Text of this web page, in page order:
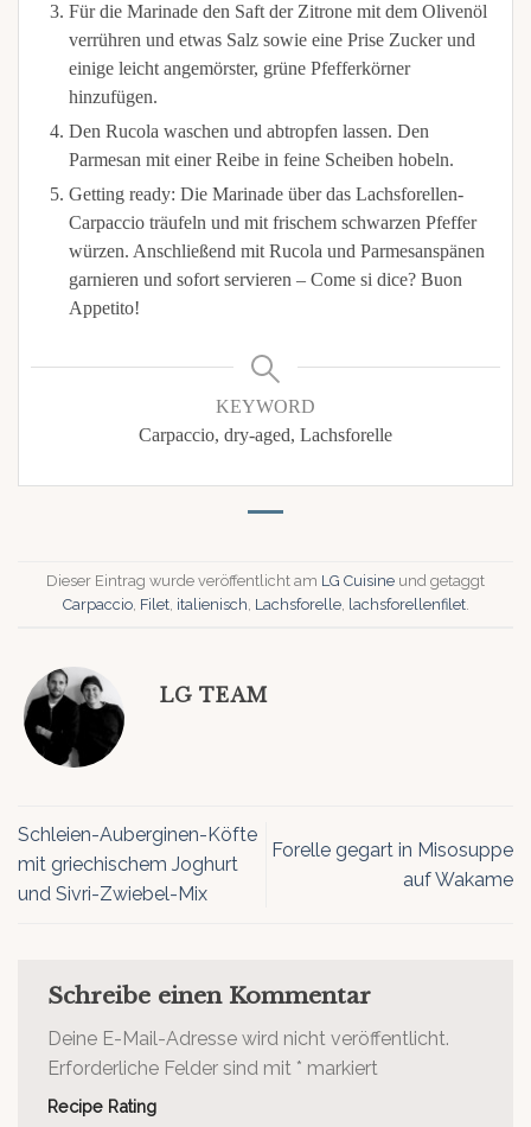
Für die Marinade den Saft der Zitrone mit dem Olivenöl
verrühren und etwas Salz sowie eine Prise Zucker und
einige leicht angemörster, grüne Pfefferkörner
hinzufügen.
Den Rucola waschen und abtropfen lassen. Den
Parmesan mit einer Reibe in feine Scheiben hobeln.
Getting ready: Die Marinade über das Lachsforellen-
Carpaccio träufeln und mit frischem schwarzen Pfeffer
würzen. Anschließend mit Rucola und Parmesanspänen
garnieren und sofort servieren – Come si dice? Buon
Appetito!
KEYWORD
Carpaccio, dry-aged, Lachsforelle
Dieser Eintrag wurde veröffentlicht am LG Cuisine und getaggt
Carpaccio, Filet, italienisch Lachsforelle, lachsforellenfilet.
LG TEAM
Schleien-Auberginen-Köfte
mit griechischem Joghurt
und Sivri-Zwiebel-Mix
Forelle gegart in Misosuppe
auf Wakame
Schreibe einen Kommentar
Deine E-Mail-Adresse wird nicht veröffentlicht.
Erforderliche Felder sind mit * markiert
Recipe Rating